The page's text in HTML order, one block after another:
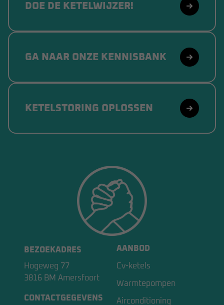
DOE DE KETELWIJZER!
GA NAAR ONZE KENNISBANK
KETELSTORING OPLOSSEN
BEZOEKADRES
Hogeweg 77
3816 BM Amersfoort
CONTACTGEGEVENS
AANBOD
Cv-ketels
Warmtepompen
Airconditioning